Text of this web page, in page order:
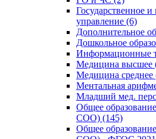
Государственное
управление (6)
Дополнительное
Дошкольное
Информационные
Медицина высшее
Медицина среднее
Ментальная
Младший мед.
Общее
СОО) (145)
Общее